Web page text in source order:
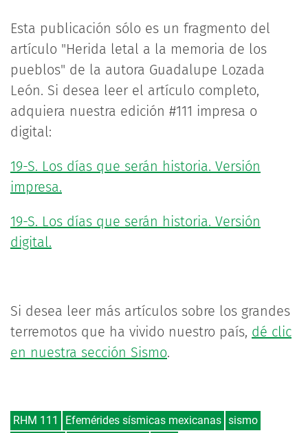
Esta publicación sólo es un fragmento del
artículo "Herida letal a la memoria de los
pueblos" de la autora Guadalupe Lozada
León. Si desea leer el artículo completo,
adquiera nuestra edición #111 impresa o
digital:
19-S. Los días que serán historia. Versión
impresa.
19-S. Los días que serán historia. Versión
digital.
Si desea leer más artículos sobre los grandes
terremotos que ha vivido nuestro país, dé clic
en nuestra sección Sismo.
RHM 111 Efemérides sísmicas mexicanas sismo